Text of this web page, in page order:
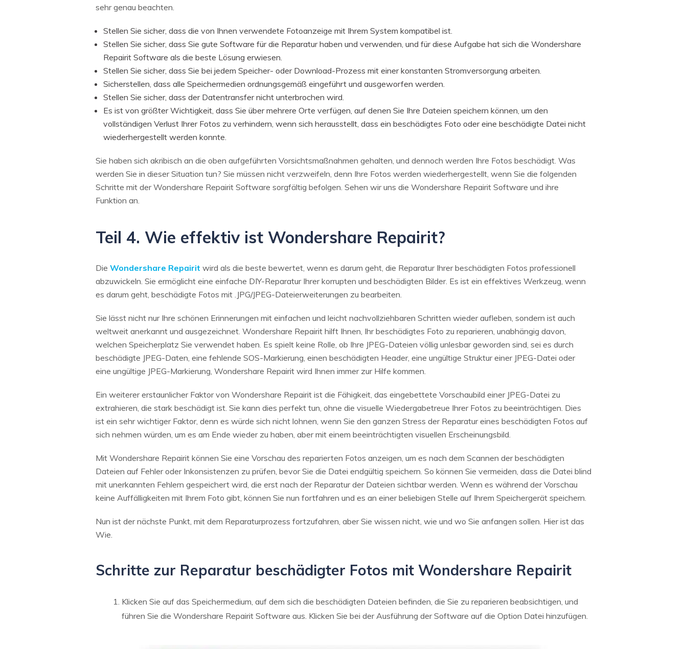
sehr genau beachten.
Stellen Sie sicher, dass die von Ihnen verwendete Fotoanzeige mit Ihrem System kompatibel ist.
Stellen Sie sicher, dass Sie gute Software für die Reparatur haben und verwenden, und für diese Aufgabe hat sich die Wondershare
Repairit Software als die beste Lösung erwiesen.
Stellen Sie sicher, dass Sie bei jedem Speicher- oder Download-Prozess mit einer konstanten Stromversorgung arbeiten.
Sicherstellen, dass alle Speichermedien ordnungsgemäß eingeführt und ausgeworfen werden.
Stellen Sie sicher, dass der Datentransfer nicht unterbrochen wird.
Es ist von größter Wichtigkeit, dass Sie über mehrere Orte verfügen, auf denen Sie Ihre Dateien speichern können, um den
vollständigen Verlust Ihrer Fotos zu verhindern, wenn sich herausstellt, dass ein beschädigtes Foto oder eine beschädigte Datei nicht
wiederhergestellt werden konnte.
Sie haben sich akribisch an die oben aufgeführten Vorsichtsmaßnahmen gehalten, und dennoch werden Ihre Fotos beschädigt. Was
werden Sie in dieser Situation tun? Sie müssen nicht verzweifeln, denn Ihre Fotos werden wiederhergestellt, wenn Sie die folgenden
Schritte mit der Wondershare Repairit Software sorgfältig befolgen. Sehen wir uns die Wondershare Repairit Software und ihre
Funktion an.
Teil 4. Wie effektiv ist Wondershare Repairit?
Die Wondershare Repairit wird als die beste bewertet, wenn es darum geht, die Reparatur Ihrer beschädigten Fotos professionell
abzuwickeln. Sie ermöglicht eine einfache DIY-Reparatur Ihrer korrupten und beschädigten Bilder. Es ist ein effektives Werkzeug, wenn
es darum geht, beschädigte Fotos mit .JPG/JPEG-Dateierweiterungen zu bearbeiten.
Sie lässt nicht nur Ihre schönen Erinnerungen mit einfachen und leicht nachvollziehbaren Schritten wieder aufleben, sondern ist auch
weltweit anerkannt und ausgezeichnet. Wondershare Repairit hilft Ihnen, Ihr beschädigtes Foto zu reparieren, unabhängig davon,
welchen Speicherplatz Sie verwendet haben. Es spielt keine Rolle, ob Ihre JPEG-Dateien völlig unlesbar geworden sind, sei es durch
beschädigte JPEG-Daten, eine fehlende SOS-Markierung, einen beschädigten Header, eine ungültige Struktur einer JPEG-Datei oder
eine ungültige JPEG-Markierung, Wondershare Repairit wird Ihnen immer zur Hilfe kommen.
Ein weiterer erstaunlicher Faktor von Wondershare Repairit ist die Fähigkeit, das eingebettete Vorschaubild einer JPEG-Datei zu
extrahieren, die stark beschädigt ist. Sie kann dies perfekt tun, ohne die visuelle Wiedergabetreue Ihrer Fotos zu beeinträchtigen. Dies
ist ein sehr wichtiger Faktor, denn es würde sich nicht lohnen, wenn Sie den ganzen Stress der Reparatur eines beschädigten Fotos auf
sich nehmen würden, um es am Ende wieder zu haben, aber mit einem beeinträchtigten visuellen Erscheinungsbild.
Mit Wondershare Repairit können Sie eine Vorschau des reparierten Fotos anzeigen, um es nach dem Scannen der beschädigten
Dateien auf Fehler oder Inkonsistenzen zu prüfen, bevor Sie die Datei endgültig speichern. So können Sie vermeiden, dass die Datei blind
mit unerkannten Fehlern gespeichert wird, die erst nach der Reparatur der Dateien sichtbar werden. Wenn es während der Vorschau
keine Auffälligkeiten mit Ihrem Foto gibt, können Sie nun fortfahren und es an einer beliebigen Stelle auf Ihrem Speichergerät speichern.
Nun ist der nächste Punkt, mit dem Reparaturprozess fortzufahren, aber Sie wissen nicht, wie und wo Sie anfangen sollen. Hier ist das
Wie.
Schritte zur Reparatur beschädigter Fotos mit Wondershare Repairit
Klicken Sie auf das Speichermedium, auf dem sich die beschädigten Dateien befinden, die Sie zu reparieren beabsichtigen, und
führen Sie die Wondershare Repairit Software aus. Klicken Sie bei der Ausführung der Software auf die Option Datei hinzufügen.